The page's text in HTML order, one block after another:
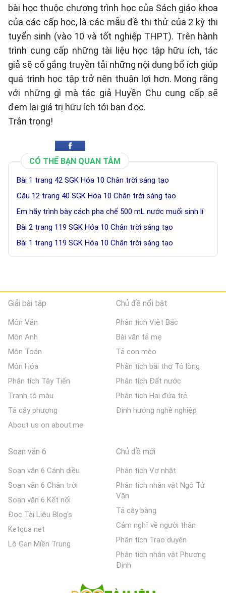
bài học thuộc chương trình học của Sách giáo khoa
của các cấp học, là các mẫu đề thi thử của 2 kỳ thi
tuyển sinh (vào 10 và tốt nghiệp THPT). Trên hành
trình cung cấp những tài liệu học tập hữu ích, tác
giả sẽ cố gắng truyền tải những nội dung bổ ích giúp
quá trình học tập trở nên thuận lợi hơn. Mong rằng
với những gì mà tác giả Huyền Chu cung cấp sẽ
đem lại giá trị hữu ích tới bạn đọc.
Trân trọng!
CÓ THỂ BẠN QUAN TÂM
Bài 1 trang 42 SGK Hóa 10 Chân trời sáng tạo
Câu 12 trang 40 SGK Hóa 10 Chân trời sáng tạo
Em hãy trình bày cách pha chế 500 mL nước muối sinh lí
Bài 2 trang 119 SGK Hóa 10 Chân trời sáng tạo
Bài 1 trang 119 SGK Hóa 10 Chân trời sáng tạo
Giải bài tập
Môn Văn
Môn Anh
Môn Toán
Môn Hóa
Phân tích Tây Tiến
Tranh tô màu
Tả cây phượng
About us on about.me
Chủ đề nổi bật
Phân tích Việt Bắc
Bài văn tả mẹ
Tả con mèo
Phân tích bài thơ Tỏ lòng
Phân tích Đất nước
Phân tích Hai đứa trẻ
Định hướng nghề nghiệp
Soạn văn 6
Soạn văn 6 Cánh diều
Soạn văn 6 Chân trời
Soạn văn 6 Kết nối
Đọc Tài Liệu Blog's
Ketqua net
Lô Gan Miền Trung
Chủ đề mới
Phân tích Vợ nhặt
Phân tích nhân vật Ngô Tử
Văn
Tả cây bàng
Cảm nghĩ về người thân
Phân tích Trao duyên
Phân tích nhân vật Phương
Định